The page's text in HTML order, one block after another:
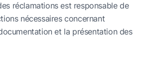
réclamations est responsable de
nécessaires concernant
et la présentation des